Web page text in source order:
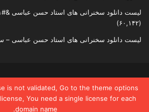
is not validated, Go to the theme options
You need a single license for each
domain name.
لیست دانلود سخنرانی های استاد حسن عباسی &#۸۲۱۱; سال ۱۳۹۵
(۶۰,۱۴۲)
لیست دانلود سخنرانی های استاد حسن عباسی – سال